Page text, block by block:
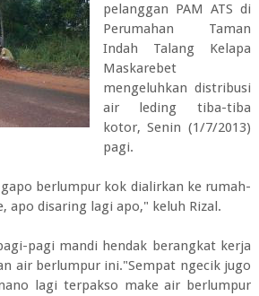
pelanggan PAM ATS di
Perumahan Taman
Indah Talang Kelapa
Maskarebet
mengeluhkan distribusi
air leding tiba-tiba
kotor, Senin (1/7/2013)
pagi.
berlumpur kok dialirkan ke rumah-
apo disaring lagi apo," keluh Rizal.
pagi mandi hendak berangkat kerja
air berlumpur ini."Sempat ngecik jugo
lagi terpakso make air berlumpur